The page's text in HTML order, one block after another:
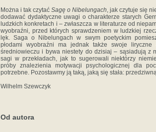
Można i tak czytać Sagę o Nibelungach, jak czytuje się
dodawać dydaktyczne uwagi o charakterze starych
ludzkich konkretach i – zwłaszcza w literaturze od
wyobraźni, przed których sprawdzeniem w ludzkiej
lęk. Saga o Nibelungach w swym poetyckim
płodami wyobraźni ma jednak także swoje
średniowieczu i bywa niestety do dzisiaj – sąsiadują z
sagi w przekładach, jak to sugerowali niektórzy
próby znalezienia motywacji psychologicznej dla
potrzebne. Pozostawmy ją taką, jaką się stała:
Wilhelm Szewczyk
Od autora